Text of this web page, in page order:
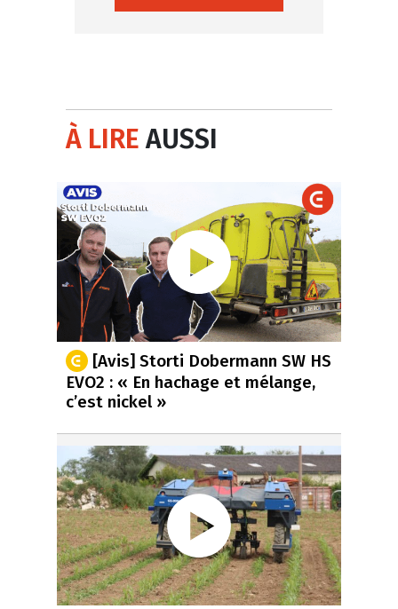
À LIREAUSSI
[Avis] Storti Dobermann SW HS
EVO2 : « En hachage et mélange,
c’est nickel »